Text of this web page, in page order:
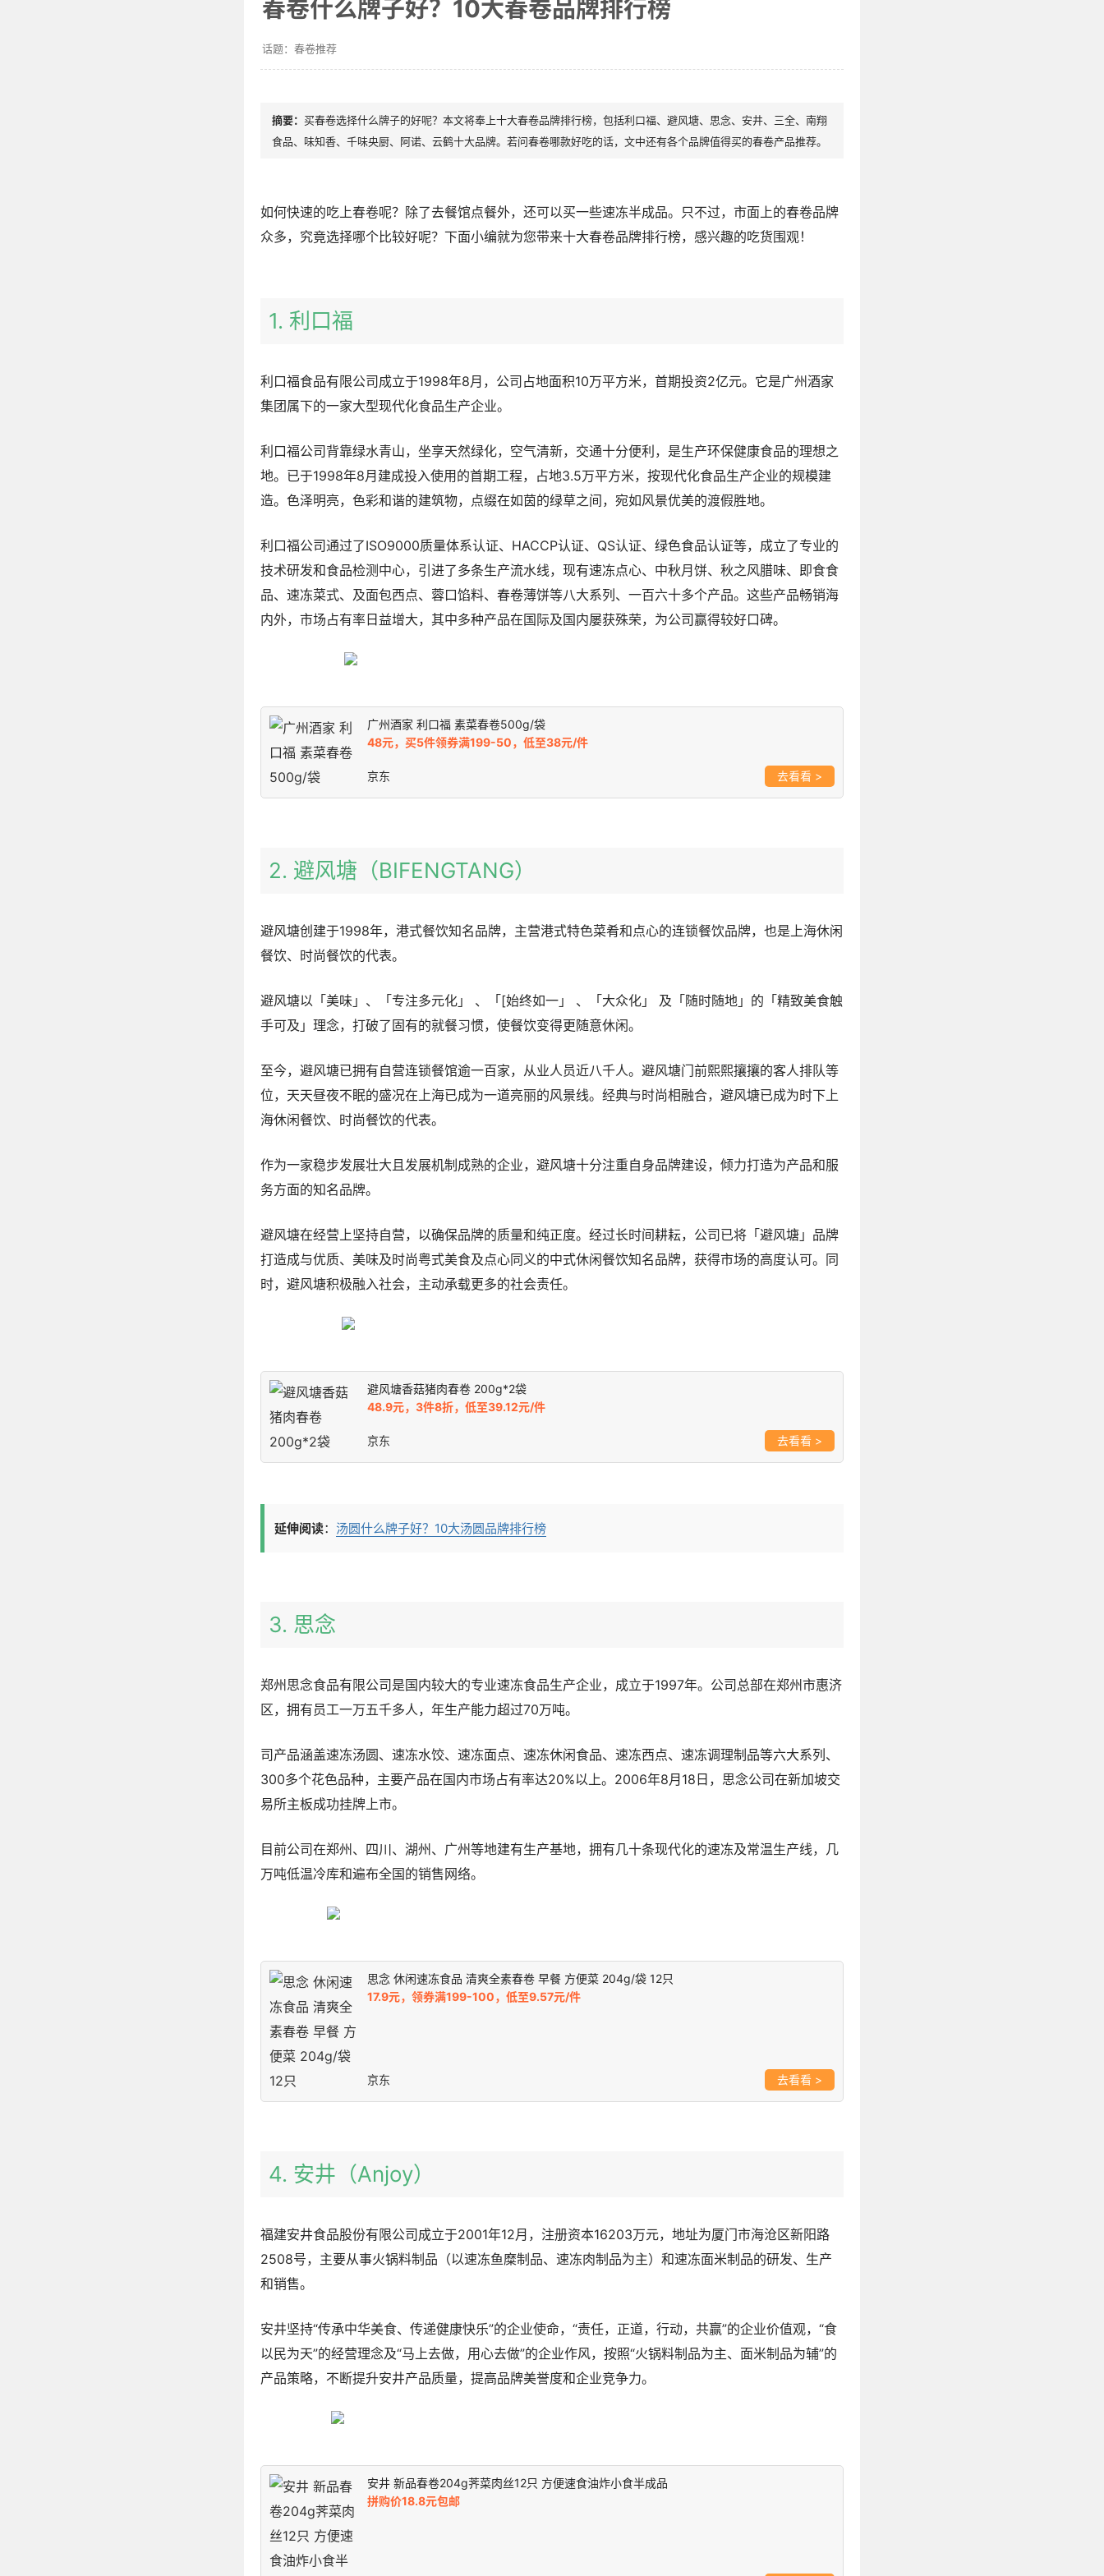
春卷什么牌子好？10大春卷品牌排行榜
春卷推荐
买春卷选择什么牌子的好呢？本文将奉上十大春卷品牌排行榜，包括利口福、避风塘、思念、安井、三全、南翔
食品、味知香、千味央厨、阿诺、云鹤十大品牌。若问春卷哪款好吃的话，文中还有各个品牌值得买的春卷产品推荐。
如何快速的吃上春卷呢？除了去餐馆点餐外，还可以买一些速冻半成品。只不过，市面上的春卷品牌
众多，究竟选择哪个比较好呢？下面小编就为您带来十大春卷品牌排行榜，感兴趣的吃货围观！
1. 利口福
利口福食品有限公司成立于1998年8月，公司占地面积10万平方米，首期投资2亿元。它是广州酒家
集团属下的一家大型现代化食品生产企业。
利口福公司背靠绿水青山，坐享天然绿化，空气清新，交通十分便利，是生产环保健康食品的理想之
地。已于1998年8月建成投入使用的首期工程，占地3.5万平方米，按现代化食品生产企业的规模建
造。色泽明亮，色彩和谐的建筑物，点缀在如茵的绿草之间，宛如风景优美的渡假胜地。
利口福公司通过了ISO9000质量体系认证、HACCP认证、QS认证、绿色食品认证等，成立了专业的
技术研发和食品检测中心，引进了多条生产流水线，现有速冻点心、中秋月饼、秋之风腊味、即食食
品、速冻菜式、及面包西点、蓉口馅料、春卷薄饼等八大系列、一百六十多个产品。这些产品畅销海
内外，市场占有率日益增大，其中多种产品在国际及国内屡获殊荣，为公司赢得较好口碑。
广州酒家 利口福 素菜春卷500g/袋
48元，买5件领券满199-50，低至38元/件
京东 >
2. 避风塘（BIFENGTANG）
避风塘创建于1998年，港式餐饮知名品牌，主营港式特色菜肴和点心的连锁餐饮品牌，也是上海休闲
餐饮、时尚餐饮的代表。
避风塘以「美味」、「专注多元化」 、「[始终如一」 、「大众化」 及「随时随地」的「精致美食触
手可及」理念，打破了固有的就餐习惯，使餐饮变得更随意休闲。
至今，避风塘已拥有自营连锁餐馆逾一百家，从业人员近八千人。避风塘门前熙熙攘攘的客人排队等
位，天天昼夜不眠的盛况在上海已成为一道亮丽的风景线。经典与时尚相融合，避风塘已成为时下上
海休闲餐饮、时尚餐饮的代表。
作为一家稳步发展壮大且发展机制成熟的企业，避风塘十分注重自身品牌建设，倾力打造为产品和服
务方面的知名品牌。
避风塘在经营上坚持自营，以确保品牌的质量和纯正度。经过长时间耕耘，公司已将「避风塘」品牌
打造成与优质、美味及时尚粤式美食及点心同义的中式休闲餐饮知名品牌，获得市场的高度认可。同
时，避风塘积极融入社会，主动承载更多的社会责任。
避风塘香菇猪肉春卷 200g*2袋
48.9元，3件8折，低至39.12元/件
京东 >
延伸阅读： 汤圆什么牌子好？10大汤圆品牌排行榜
3. 思念
郑州思念食品有限公司是国内较大的专业速冻食品生产企业，成立于1997年。公司总部在郑州市惠济
区，拥有员工一万五千多人，年生产能力超过70万吨。
司产品涵盖速冻汤圆、速冻水饺、速冻面点、速冻休闲食品、速冻西点、速冻调理制品等六大系列、
300多个花色品种，主要产品在国内市场占有率达20%以上。2006年8月18日，思念公司在新加坡交
易所主板成功挂牌上市。
目前公司在郑州、四川、湖州、广州等地建有生产基地，拥有几十条现代化的速冻及常温生产线，几
万吨低温冷库和遍布全国的销售网络。
思念 休闲速冻食品 清爽全素春卷 早餐 方便菜 204g/袋 12只
17.9元，领券满199-100，低至9.57元/件
京东 >
4. 安井（Anjoy）
福建安井食品股份有限公司成立于2001年12月，注册资本16203万元，地址为厦门市海沧区新阳路
2508号，主要从事火锅料制品（以速冻鱼糜制品、速冻肉制品为主）和速冻面米制品的研发、生产
和销售。
安井坚持“传承中华美食、传递健康快乐”的企业使命，“责任，正道，行动，共赢”的企业价值观，“食
以民为天”的经营理念及“马上去做，用心去做”的企业作风，按照“火锅料制品为主、面米制品为辅”的
产品策略，不断提升安井产品质量，提高品牌美誉度和企业竞争力。
安井 新品春卷204g荠菜肉丝12只 方便速食油炸小食半成品
拼购价18.8元包邮